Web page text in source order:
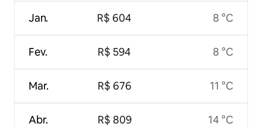
Jan.
Fev.
Mar.
Abr.
R$ 604
R$ 594
R$ 676
R$ 809
8 °C
8 °C
11 °C
14 °C